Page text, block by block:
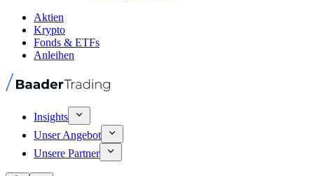
Aktien
Krypto
Fonds & ETFs
Anleihen
Insights
Unser Angebot
Unsere Partner